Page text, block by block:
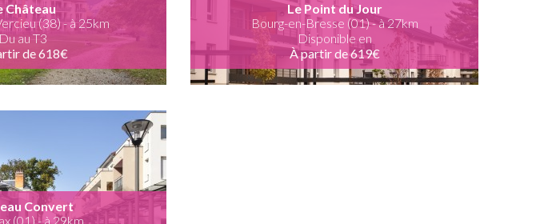
Château
(38) - à 25km
Du au T3
de 618€
Le Point du Jour
Bourg-en-Bresse (01) - à 27km
Disponible en
À partir de 619€
Convert
(01) - à 29km